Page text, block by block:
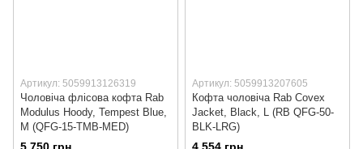
Артикул: 5059913126319
Чоловіча флісова кофта Rab
Modulus Hoody, Tempest Blue,
M (QFG-15-TMB-MED)
Артикул: 5059913207605
Кофта чоловіча Rab Covex
Jacket, Black, L (RB QFG-50-
BLK-LRG)